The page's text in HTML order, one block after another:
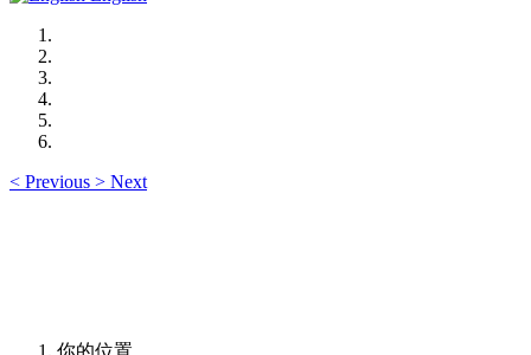
< Previous > Next
你的位置